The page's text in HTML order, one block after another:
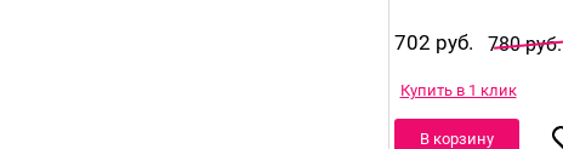
702 руб. 780 руб.
Купить в 1 клик
В корзину